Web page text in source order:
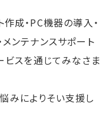
成・PC機器の導入・
ンテナンスサポート
ビスを通じてみなさま
みによりそい支援し